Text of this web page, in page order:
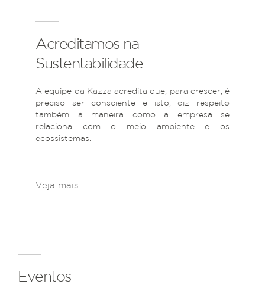
Acreditamos na
Sustentabilidade
A equipe da Kazza acredita que, para crescer, é
preciso ser consciente e isto, diz respeito
também à maneira como a empresa se
relaciona com o meio ambiente e os
ecossistemas.
Veja mais
Eventos